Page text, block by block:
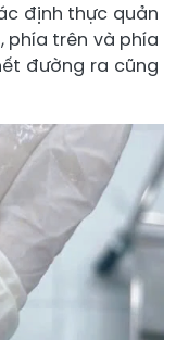
định thực quản
phía trên và phía
đường ra cũng